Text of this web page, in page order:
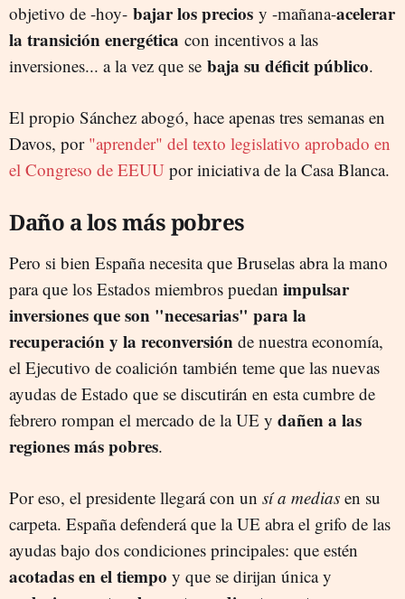
objetivo de -hoy- bajar los precios y -mañana-acelerar
la transición energética con incentivos a las
inversiones... a la vez que se baja su déficit público.
El propio Sánchez abogó, hace apenas tres semanas en
Davos, por "aprender" del texto legislativo aprobado en
el Congreso de EEUU por iniciativa de la Casa Blanca.
Daño a los más pobres
Pero si bien España necesita que Bruselas abra la mano
para que los Estados miembros puedan impulsar
inversiones que son "necesarias" para la
recuperación y la reconversión de nuestra economía,
el Ejecutivo de coalición también teme que las nuevas
ayudas de Estado que se discutirán en esta cumbre de
febrero rompan el mercado de la UE y dañen a las
regiones más pobres.
Por eso, el presidente llegará con un sí a medias en su
carpeta. España defenderá que la UE abra el grifo de las
ayudas bajo dos condiciones principales: que estén
acotadas en el tiempo y que se dirijan única y